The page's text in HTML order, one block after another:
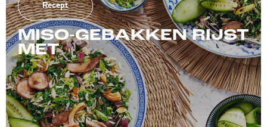
Recept
MISO-GEBAKKEN RIJST
MET